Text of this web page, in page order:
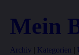
Mein
Archiv | Kategorien |